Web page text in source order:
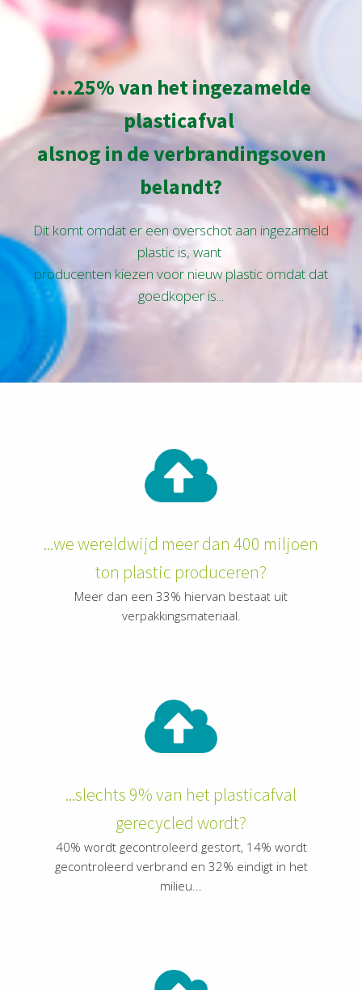
...25% van het ingezamelde
plasticafval
alsnog in de verbrandingsoven
belandt?
Dit komt omdat er een overschot aan ingezameld
plastic is, want
producenten kiezen voor nieuw plastic omdat dat
goedkoper is...
...we wereldwijd meer dan 400 miljoen
ton plastic produceren?
Meer dan een 33% hiervan bestaat uit
verpakkingsmateriaal.
...slechts 9% van het plasticafval
gerecycled wordt?
40% wordt gecontroleerd gestort, 14% wordt
gecontroleerd verbrand en 32% eindigt in het
milieu...